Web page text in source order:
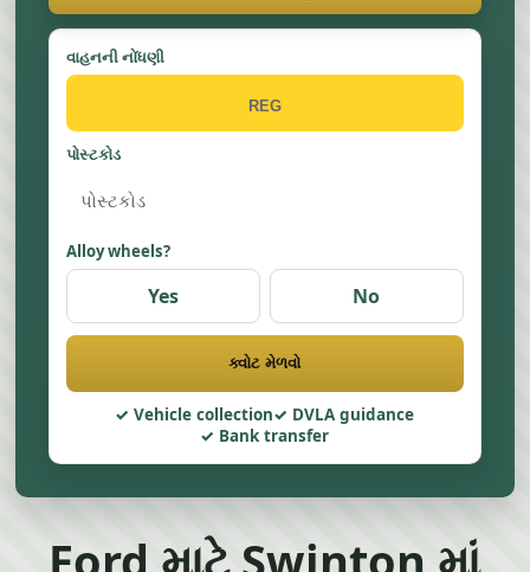
વાહનની નોંધણી
પોસ્ટકોડ
Alloy wheels?
Yes No
ક્વોટ મેળવો
Vehicle collection
DVLA guidance
Bank transfer
Ford માટે Swinton માં